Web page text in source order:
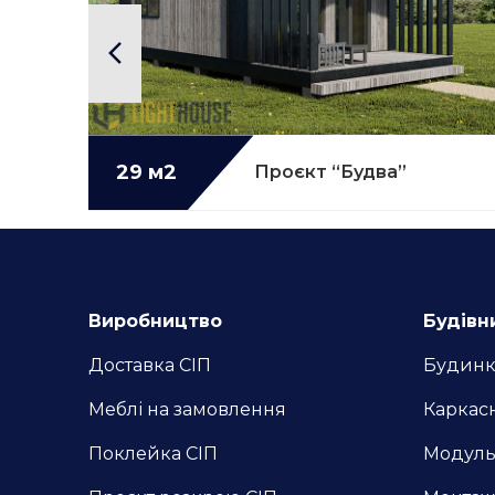
29 м2 Проєкт “Будва”
Детальніше...
Виробництво
Доставка СІП
Меблі на замовлення
Поклейка СІП